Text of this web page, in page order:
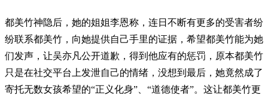
都美竹神隐后，她的姐姐李恩称，连日不断有更多的受害者纷
纷联系都美竹，向她提供自己手里的证据，希望都美竹能为她
们发声，让吴亦凡公开道歉，得到他应有的惩罚，原本都美竹
只是在社交平台上发泄自己的情绪，没想到最后，她竟然成了
寄托无数女孩希望的“正义化身”、“道德使者”。这让都美竹更